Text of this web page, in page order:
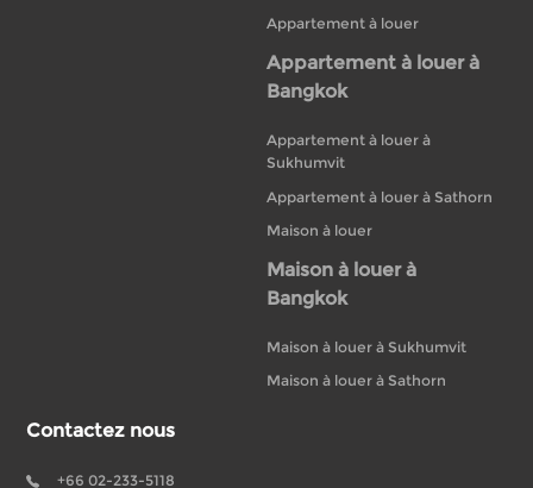
Appartement à louer
Appartement à louer à
Bangkok
Appartement à louer à
Sukhumvit
Appartement à louer à Sathorn
Maison à louer
Maison à louer à
Bangkok
Maison à louer à Sukhumvit
Maison à louer à Sathorn
Contactez nous
+66 02-233-5118